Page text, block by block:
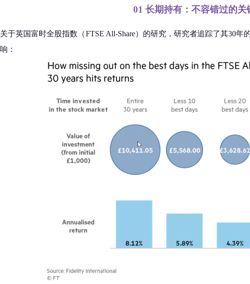
01 长期持有： 不容错过的关
于英国富时全股指数（FTSE All-Share）的研究，研究者追踪了其30
：